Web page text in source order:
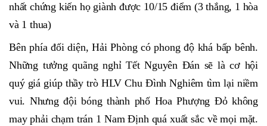
nhất chứng kiến họ giành được 10/15 điểm (3 thắng, 1 hòa
và 1 thua)
Bên phía đối diện, Hải Phòng có phong độ khá bấp bênh.
Những tưởng quãng nghỉ Tết Nguyên Đán sẽ là cơ hội
quý giá giúp thầy trò HLV Chu Đình Nghiêm tìm lại niềm
vui. Nhưng đội bóng thành phố Hoa Phượng Đỏ không
may phải chạm trán 1 Nam Định quá xuất sắc về mọi mặt.